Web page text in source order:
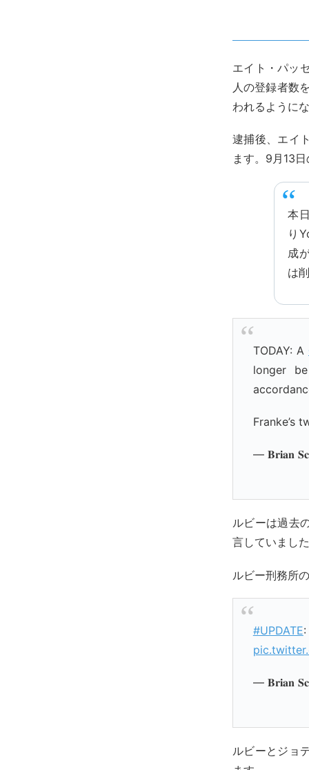
エイト・パッ
人の登録者数
われるように
逮捕後、エイ
ます。9月13
本
り
成
は
TODAY: A
longer
Franke’s
— 𝐁𝐫𝐢𝐚𝐧
ルビーは過去
言していまし
ルビー刑務所
#UPDATE
— 𝐁𝐫𝐢𝐚𝐧
ルビーとジョ